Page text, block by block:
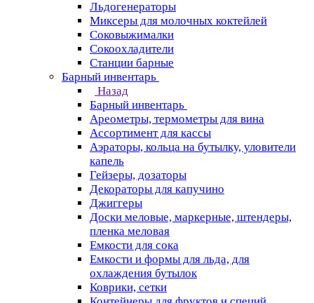
Льдогенераторы
Миксеры для молочных коктейлей
Соковыжималки
Сокоохладители
Станции барные
Барный инвентарь
Назад
Барный инвентарь
Ареометры, термометры для вина
Ассортимент для кассы
Аэраторы, кольца на бутылку, уловители
капель
Гейзеры, дозаторы
Декораторы для капучино
Джиггеры
Доски меловые, маркерные, штендеры,
пленка меловая
Емкости для сока
Емкости и формы для льда, для
охлаждения бутылок
Коврики, сетки